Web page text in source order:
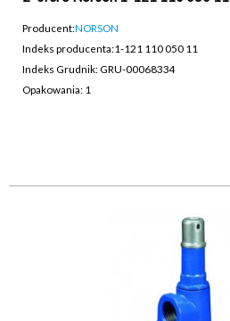
Producent:NORSON
Indeks producenta:1-121 110 050 11
Indeks Grudnik: GRU-00068334
Opakowania: 1